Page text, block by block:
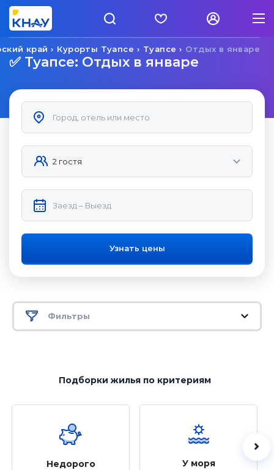
Отдых в январе
Туапсе
Курорты Туапсе
край
✅ Туапсе: Отдых в январе
Узнать цены
Фильтры
Подборки жильяпо критериям
Недорого У моря